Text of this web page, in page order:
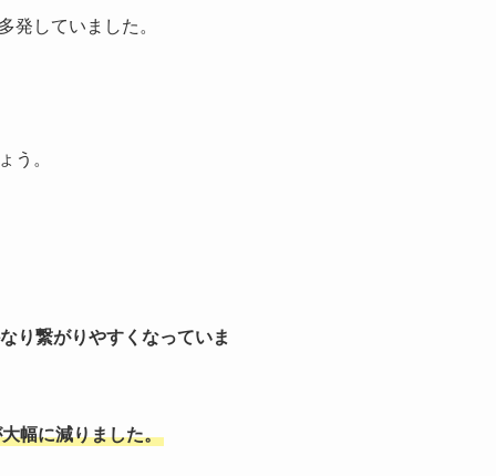
発していました。
う。
り繋がりやすくなっていま
幅に減りました。